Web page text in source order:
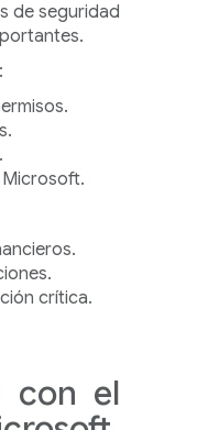
de seguridad
crítica.
con el